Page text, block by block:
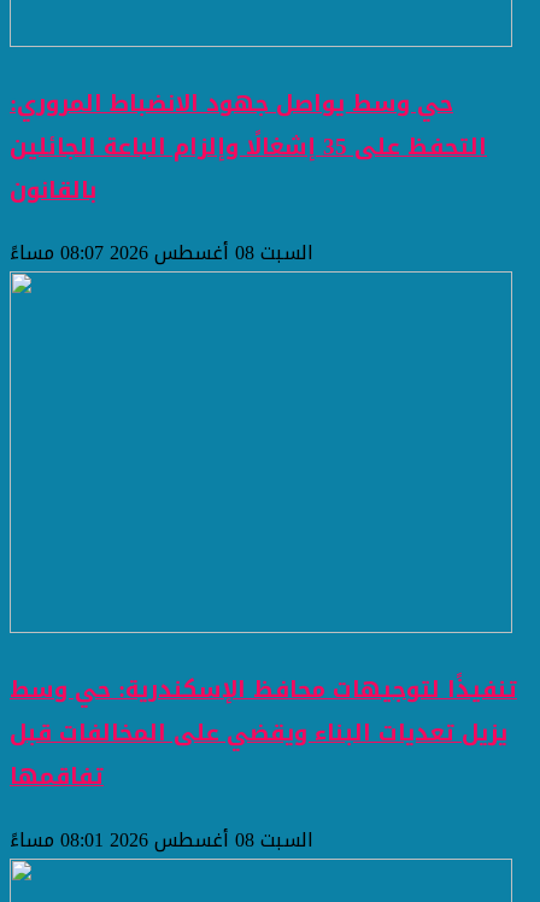
حي وسط يواصل جهود الانضباط المروري:
التحفظ على 35 إشغالًا وإلزام الباعة الجائلين
بالقانون
السبت 08 أغسطس 2026 08:07 مساءً
تنفيذًا لتوجيهات محافظ الإسكندرية: حي وسط
يزيل تعديات البناء ويقضي على المخالفات قبل
تفاقمها
السبت 08 أغسطس 2026 08:01 مساءً